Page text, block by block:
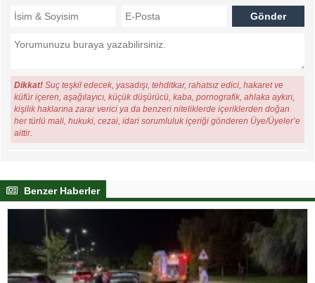
Dikkat! Suç teşkil edecek, yasadışı, tehditkar, rahatsız edici, hakaret ve
küfür içeren, aşağılayıcı, küçük düşürücü, kaba, pornografik, ahlaka aykırı,
kişilik haklarına zarar verici ya da benzeri niteliklerde içeriklerden doğan
her türlü mali, hukuki, cezai, idari sorumluluk içeriği gönderen Üye/Üyeler’e
aittir.
Benzer Haberler